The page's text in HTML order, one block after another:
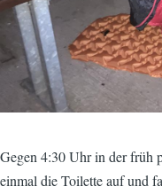
Gegen 4:30 Uhr in der früh
einmal die Toilette auf und